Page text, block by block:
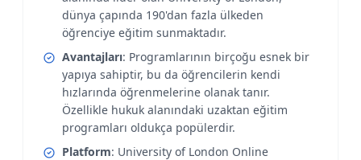
dünya çapında 190'dan fazla ülkeden
öğrenciye eğitim sunmaktadır.
Avantajları: Programlarının birçoğu esnek bir
yapıya sahiptir, bu da öğrencilerin kendi
hızlarında öğrenmelerine olanak tanır.
Özellikle hukuk alanındaki uzaktan eğitim
programları oldukça popülerdir.
Platform: University of London Online